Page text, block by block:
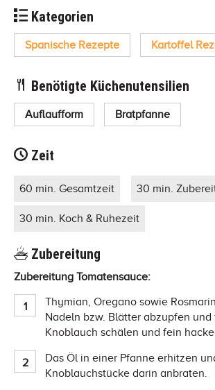
Kategorien
Spanische Rezepte Kartoffel
Benötigte Küchenutensilien
Auflaufform Bratpfanne
Zeit
60 min. Gesamtzeit 30 min.
30 min. Koch & Ruhezeit
Zubereitung
Zubereitung Tomatensauce:
Thymian, Oregano sowie
Nadeln bzw. Blätter abzupfen und
Knoblauch schälen und fein
Das Öl in einer Pfanne erhitzen
Knoblauchstücke darin anbraten.